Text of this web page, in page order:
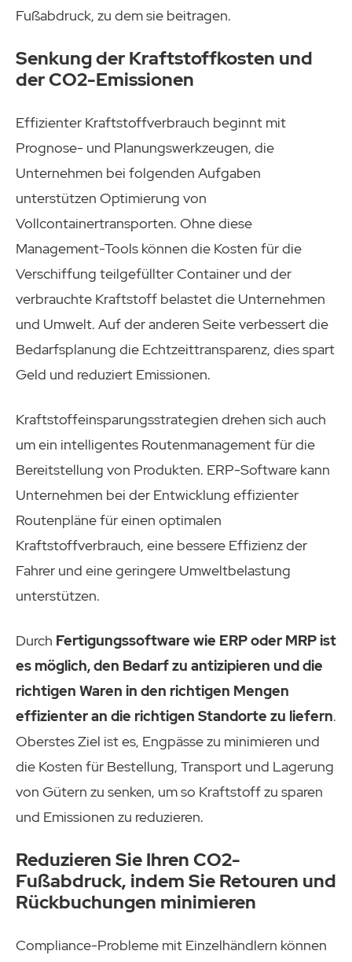
Fußabdruck, zu dem sie beitragen.
Senkung der Kraftstoffkosten und
der CO2-Emissionen
Effizienter Kraftstoffverbrauch beginnt mit
Prognose- und Planungswerkzeugen, die
Unternehmen bei folgenden Aufgaben
unterstützen Optimierung von
Vollcontainertransporten. Ohne diese
Management-Tools können die Kosten für die
Verschiffung teilgefüllter Container und der
verbrauchte Kraftstoff belastet die Unternehmen
und Umwelt. Auf der anderen Seite verbessert die
Bedarfsplanung die Echtzeittransparenz, dies spart
Geld und reduziert Emissionen.
Kraftstoffeinsparungsstrategien drehen sich auch
um ein intelligentes Routenmanagement für die
Bereitstellung von Produkten. ERP-Software kann
Unternehmen bei der Entwicklung effizienter
Routenpläne für einen optimalen
Kraftstoffverbrauch, eine bessere Effizienz der
Fahrer und eine geringere Umweltbelastung
unterstützen.
Durch Fertigungssoftware wie ERP oder MRP ist
es möglich, den Bedarf zu antizipieren und die
richtigen Waren in den richtigen Mengen
effizienter an die richtigen Standorte zu liefern.
Oberstes Ziel ist es, Engpässe zu minimieren und
die Kosten für Bestellung, Transport und Lagerung
von Gütern zu senken, um so Kraftstoff zu sparen
und Emissionen zu reduzieren.
Reduzieren Sie Ihren CO2-
Fußabdruck, indem Sie Retouren und
Rückbuchungen minimieren
Compliance-Probleme mit Einzelhändlern können